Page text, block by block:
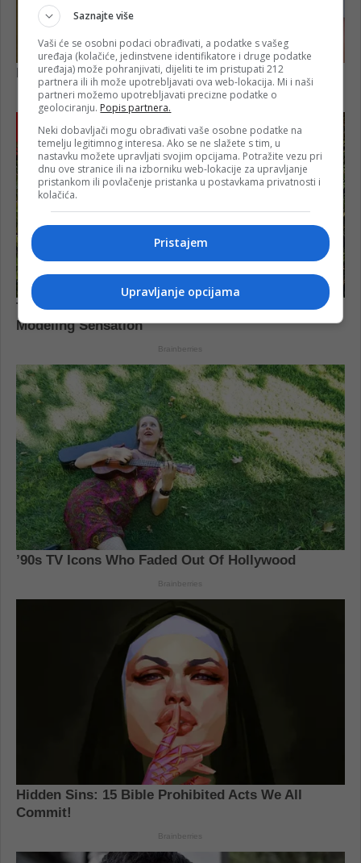
Saznajte više
Vaši će se osobni podaci obrađivati, a podatke s vašeg
uređaja (kolačiće, jedinstvene identifikatore i druge podatke
uređaja) može pohranjivati, dijeliti te im pristupati 212
partnera ili ih može upotrebljavati ova web-lokacija. Mi i naši
partneri možemo upotrebljavati precizne podatke o
geolociranju. Popis partnera.
Neki dobavljači mogu obrađivati vaše osobne podatke na
temelju legitimnog interesa. Ako se ne slažete s tim, u
nastavku možete upravljati svojim opcijama. Potražite vezu pri
dnu ove stranice ili na izborniku web-lokacije za upravljanje
pristankom ili povlačenje pristanka u postavkama privatnosti i
kolačića.
Pristajem
Upravljanje opcijama